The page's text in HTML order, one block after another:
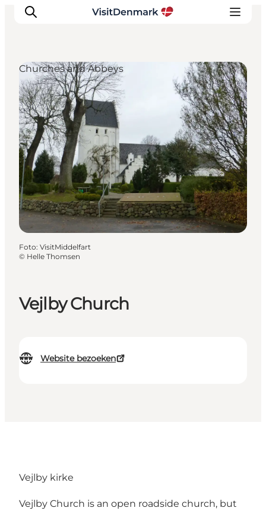
Inspiratie
Bestemmingen
Wat te doen
Accommodaties
Plan je reis
Vejlby Church
Website bezoeken
Churches and Abbeys
Foto: VisitMiddelfart
© Helle Thomsen
Vejlby kirke
Vejlby Church is an open roadside church, but